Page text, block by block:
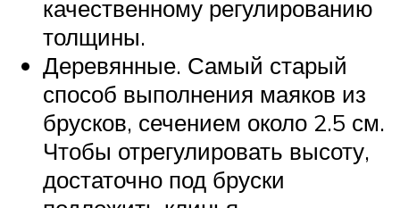
качественному регулированию
толщины.
Деревянные. Самый старый
способ выполнения маяков из
брусков, сечением около 2.5 см.
Чтобы отрегулировать высоту,
достаточно под бруски